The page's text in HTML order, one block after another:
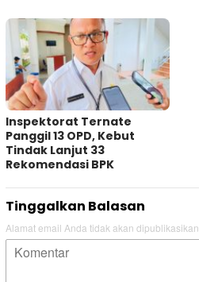
Inspektorat Ternate
Panggil 13 OPD, Kebut
Tindak Lanjut 33
Rekomendasi BPK
Tinggalkan Balasan
Alamat email Anda tidak akan dipublikasikan.